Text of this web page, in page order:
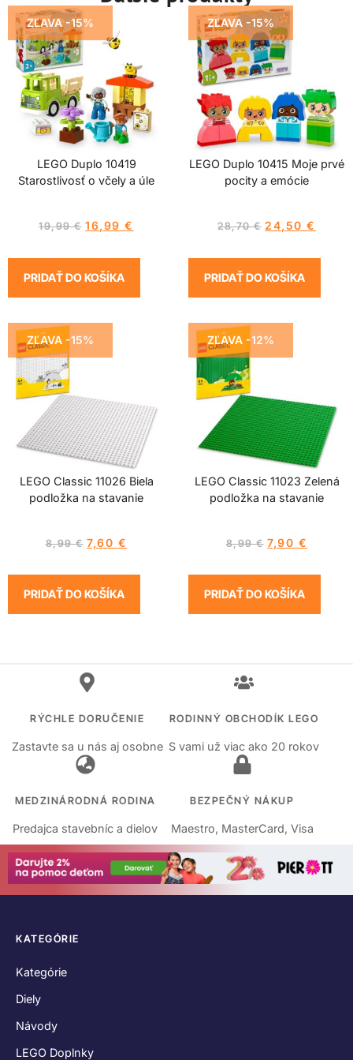
ZĽAVA -15%
LEGO Duplo 10419
Starostlivosť o včely a úle
19,99€ 16,99€
PRIDAŤ DO KOŠÍKA
ZĽAVA -15%
LEGO Duplo 10415 Moje prvé
pocity a emócie
28,70€ 24,50€
PRIDAŤ DO KOŠÍKA
ZĽAVA -15%
LEGO Classic 11026 Biela
podložka na stavanie
8,99€ 7,60 €
PRIDAŤ DO KOŠÍKA
ZĽAVA -12%
LEGO Classic 11023 Zelená
podložka na stavanie
8,99€ 7,90 €
PRIDAŤ DO KOŠÍKA
RÝCHLE DORUČENIE
Zastavte sa u nás aj osobne
RODINNÝ OBCHODÍK LEGO
S vami už viac ako 20 rokov
MEDZINÁRODNÁ RODINA
Predajca stavebníc a dielov
BEZPEČNÝ NÁKUP
Maestro, MasterCard, Visa
KATEGÓRIE
Kategórie
Diely
Návody
LEGO Doplnky